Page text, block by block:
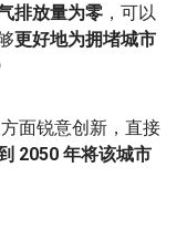
排放量为零 ，可以
更好地为拥堵城市
面锐意创新，直接
2050 年将该城市